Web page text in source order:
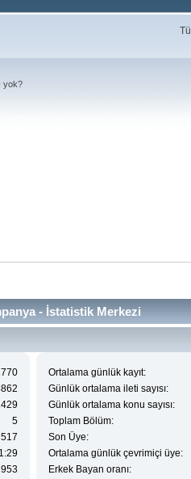
yok?
- İstatistik Merkezi
5
517
953
Ortalama günlük kayıt:
Günlük ortalama ileti sayısı:
Günlük ortalama konu sayısı:
Toplam Bölüm:
Son Üye:
Ortalama günlük çevrimiçi üye:
Erkek Bayan oranı: